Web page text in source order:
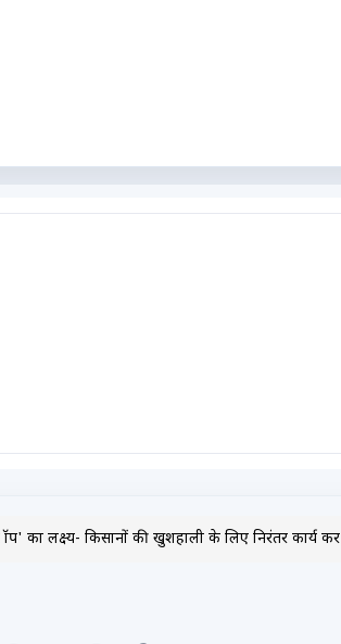
का लक्ष्य- किसानों की खुशहाली के लिए निरंतर कार्य